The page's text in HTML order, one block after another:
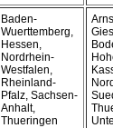
Baden-
Wuerttemberg,
Hessen,
Nordrhein-
Westfalen,
Rheinland-
Pfalz, Sachsen-
Anhalt,
Thueringen